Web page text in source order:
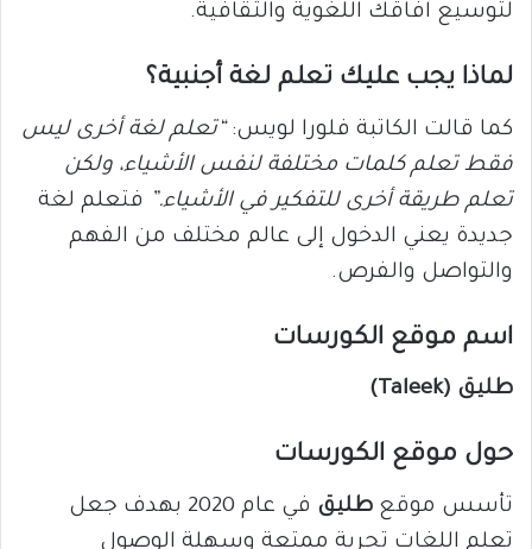
لتوسيع آفاقك اللغوية والثقافية.
لماذا يجب عليك تعلم لغة أجنبية؟
كما قالت الكاتبة فلورا لويس:“تعلم لغة أخرى ليس
فقط تعلم كلمات مختلفة لنفس الأشياء، ولكن
تعلم طريقة أخرى للتفكير في الأشياء.” فتعلم لغة
جديدة يعني الدخول إلى عالم مختلف من الفهم
والتواصل والفرص.
اسم موقع الكورسات
طليق (Taleek)
حول موقع الكورسات
تأسس موقع طليق
في عام 2020 بهدف جعل
تعلم اللغات تجربة ممتعة وسهلة الوصول